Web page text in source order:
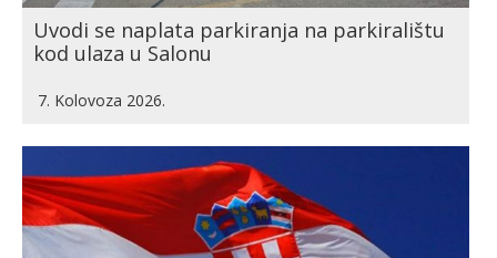
Uvodi se naplata parkiranja na parkiralištu
kod ulaza u Salonu
7. Kolovoza 2026.